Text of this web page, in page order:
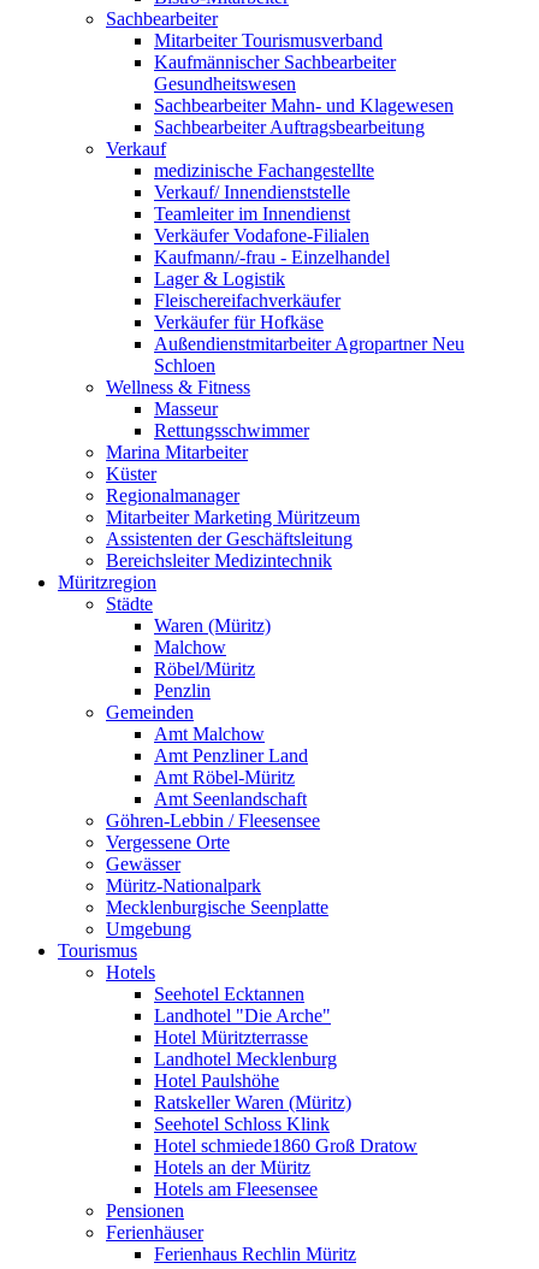
Sachbearbeiter
Mitarbeiter Tourismusverband
Kaufmännischer Sachbearbeiter
Gesundheitswesen
Sachbearbeiter Mahn- und Klagewesen
Sachbearbeiter Auftragsbearbeitung
Verkauf
medizinische Fachangestellte
Verkauf/ Innendienststelle
Teamleiter im Innendienst
Verkäufer Vodafone-Filialen
Kaufmann/-frau - Einzelhandel
Lager & Logistik
Fleischereifachverkäufer
Verkäufer für Hofkäse
Außendienstmitarbeiter Agropartner Neu
Schloen
Wellness & Fitness
Masseur
Rettungsschwimmer
Marina Mitarbeiter
Küster
Regionalmanager
Mitarbeiter Marketing Müritzeum
Assistenten der Geschäftsleitung
Bereichsleiter Medizintechnik
Müritzregion
Städte
Waren (Müritz)
Malchow
Röbel/Müritz
Penzlin
Gemeinden
Amt Malchow
Amt Penzliner Land
Amt Röbel-Müritz
Amt Seenlandschaft
Göhren-Lebbin / Fleesensee
Vergessene Orte
Gewässer
Müritz-Nationalpark
Mecklenburgische Seenplatte
Umgebung
Tourismus
Hotels
Seehotel Ecktannen
Landhotel "Die Arche"
Hotel Müritzterrasse
Landhotel Mecklenburg
Hotel Paulshöhe
Ratskeller Waren (Müritz)
Seehotel Schloss Klink
Hotel schmiede1860 Groß Dratow
Hotels an der Müritz
Hotels am Fleesensee
Pensionen
Ferienhäuser
Ferienhaus Rechlin Müritz